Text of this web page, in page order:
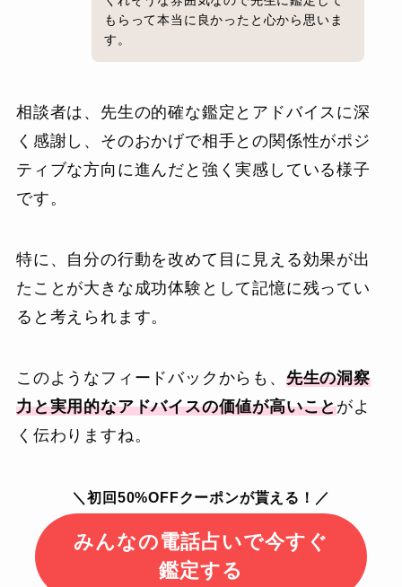
もらって本当に良かったと心から思いま
す。
相談者は、先生の的確な鑑定とアドバイスに深
く感謝し、そのおかげで相手との関係性がポジ
ティブな方向に進んだと強く実感している様子
です。
特に、自分の行動を改めて目に見える効果が出
たことが大きな成功体験として記憶に残ってい
ると考えられます。
このようなフィードバックからも、 先生の洞察
力と実用的なアドバイスの価値が高いことがよ
く伝わりますね。
＼初回50%OFFクーポンが貰える！／
みんなの電話占いで今すぐ
鑑定する